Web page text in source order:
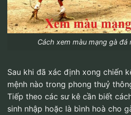
Cách xem màu mạng gà đá
Sau khi đã xác định xong chiến
mệnh nào trong phong thuỷ
Tiếp theo các sư kê cần biết
sinh nhập hoặc là bình hoà cho